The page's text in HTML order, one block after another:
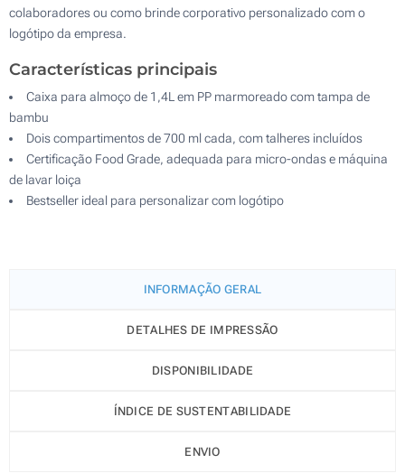
colaboradores ou como brinde corporativo personalizado com o
logótipo da empresa.
Características principais
Caixa para almoço de 1,4L em PP marmoreado com tampa de
bambu
Dois compartimentos de 700 ml cada, com talheres incluídos
Certificação Food Grade, adequada para micro-ondas e máquina
de lavar loiça
Bestseller ideal para personalizar com logótipo
INFORMAÇÃO GERAL
DETALHES DE IMPRESSÃO
DISPONIBILIDADE
ÍNDICE DE SUSTENTABILIDADE
ENVIO